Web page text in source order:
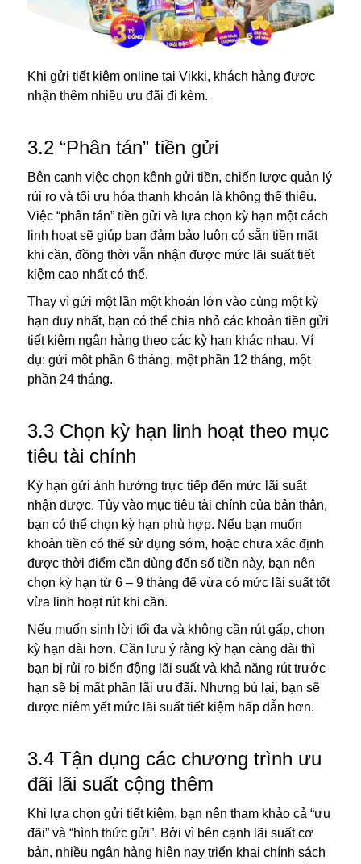
Khi gửi tiết kiệm online tại Vikki, khách hàng được
nhận thêm nhiều ưu đãi đi kèm.
3.2 “Phân tán” tiền gửi
Bên cạnh việc chọn kênh gửi tiền, chiến lược quản lý
rủi ro và tối ưu hóa thanh khoản là không thể thiếu.
Việc “phân tán” tiền gửi và lựa chọn kỳ hạn một cách
linh hoạt sẽ giúp bạn đảm bảo luôn có sẵn tiền mặt
khi cần, đồng thời vẫn nhận được mức lãi suất tiết
kiệm cao nhất có thể.
Thay vì gửi một lần một khoản lớn vào cùng một kỳ
hạn duy nhất, bạn có thể chia nhỏ các khoản tiền gửi
tiết kiệm ngân hàng theo các kỳ hạn khác nhau. Ví
dụ: gửi một phần 6 tháng, một phần 12 tháng, một
phần 24 tháng.
3.3 Chọn kỳ hạn linh hoạt theo mục
tiêu tài chính
Kỳ hạn gửi ảnh hưởng trực tiếp đến mức lãi suất
nhận được. Tùy vào mục tiêu tài chính của bản thân,
bạn có thể chọn kỳ hạn phù hợp. Nếu bạn muốn
khoản tiền có thể sử dụng sớm, hoặc chưa xác định
được thời điểm cần dùng đến số tiền này, bạn nên
chọn kỳ hạn từ 6 – 9 tháng để vừa có mức lãi suất tốt
vừa linh hoạt rút khi cần.
Nếu muốn sinh lời tối đa và không cần rút gấp, chọn
kỳ hạn dài hơn. Cần lưu ý rằng kỳ hạn càng dài thì
bạn bị rủi ro biến động lãi suất và khả năng rút trước
hạn sẽ bị mất phần lãi ưu đãi. Nhưng bù lại, bạn sẽ
được niêm yết mức lãi suất tiết kiệm hấp dẫn hơn.
3.4 Tận dụng các chương trình ưu
đãi lãi suất cộng thêm
Khi lựa chọn gửi tiết kiệm, bạn nên tham khảo cả “ưu
đãi” và “hình thức gửi”. Bởi vì bên cạnh lãi suất cơ
bản, nhiều ngân hàng hiện nay triển khai chính sách